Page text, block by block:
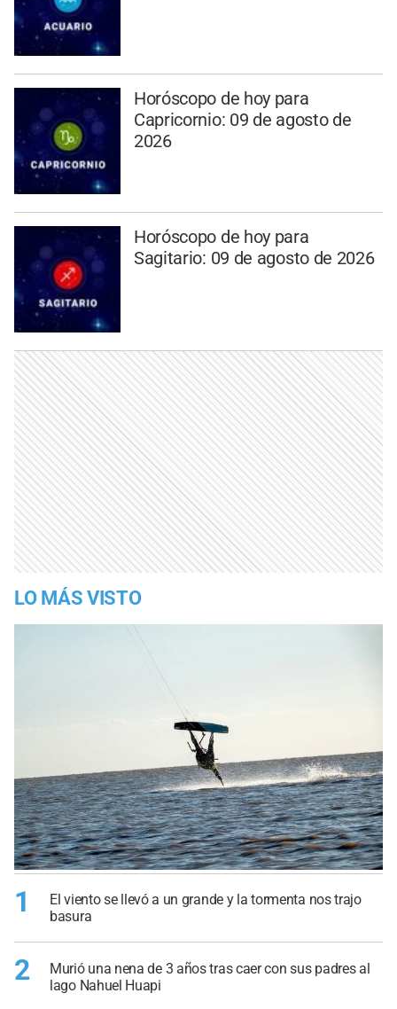
Horóscopo de hoy para
Capricornio: 09 de agosto de
2026
Horóscopo de hoy para
Sagitario: 09 de agosto de 2026
LO MÁS VISTO
1
El viento se llevó a un grande y la tormenta nos trajo
basura
2
Murió una nena de 3 años tras caer con sus padres al
lago Nahuel Huapi